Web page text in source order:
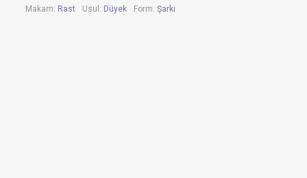
Makam: Rast Usul: Düyek Form: Şarkı